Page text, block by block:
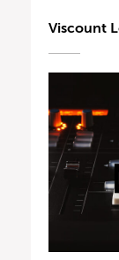
Viscount